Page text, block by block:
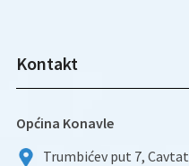
Kontakt
Općina Konavle
Trumbićev put 7, Cavtat